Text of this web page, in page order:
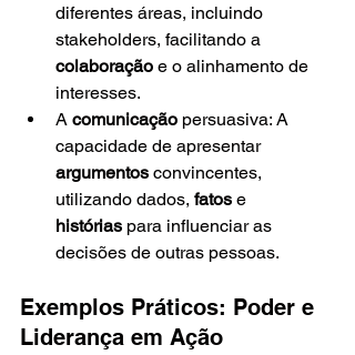
diferentes áreas, incluindo
stakeholders, facilitando a
colaboração e o alinhamento de
interesses.
A comunicação persuasiva: A
capacidade de apresentar
argumentos convincentes,
utilizando dados, fatos e
histórias para influenciar as
decisões de outras pessoas.
Exemplos Práticos: Poder e
Liderança em Ação